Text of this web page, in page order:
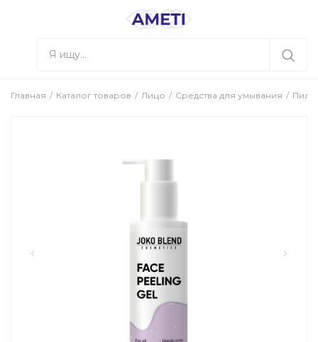
Главная Каталог товаров Лицо Средства для умывания